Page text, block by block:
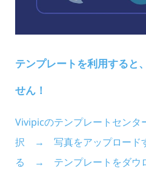
テンプレートを利用すると
せん！
Vivipicのテンプレートセンタ
択 → 写真をアップロー
る → テンプレートをダウ